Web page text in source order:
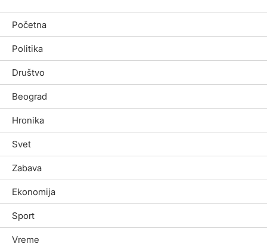
Početna
Politika
Društvo
Beograd
Hronika
Svet
Zabava
Ekonomija
Sport
Vreme